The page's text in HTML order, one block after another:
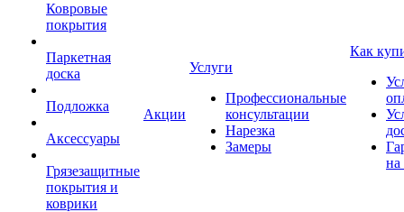
Ковровые
покрытия
Паркетная
доска
Подложка
Аксессуары
Грязезащитные
покрытия и
коврики
Акции
Услуги
Профессиональные
консультации
Нарезка
Замеры
Как
на